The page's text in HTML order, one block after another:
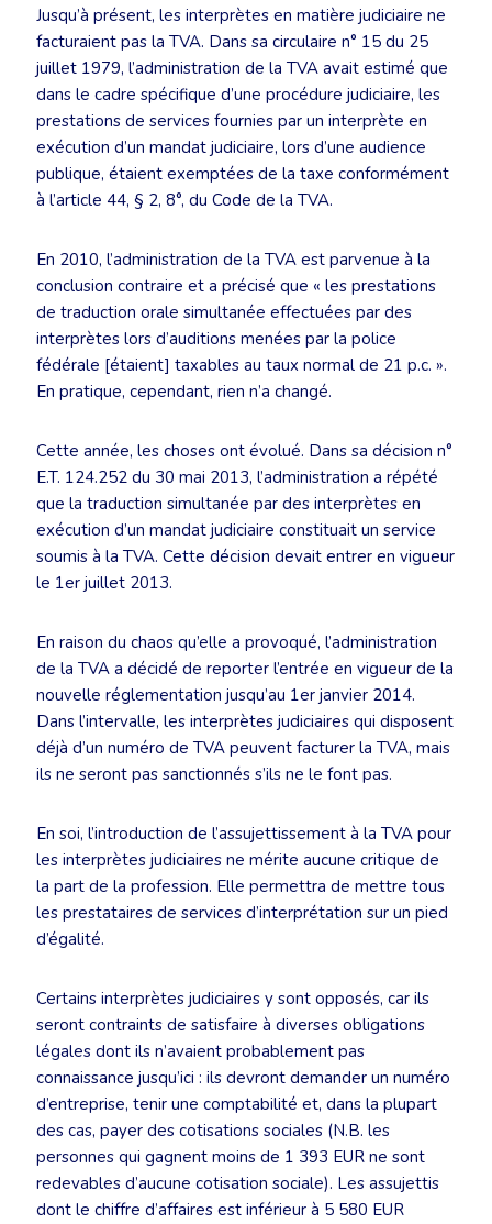
Jusqu’à présent, les interprètes en matière judiciaire ne
facturaient pas la TVA. Dans sa circulaire n° 15 du 25
juillet 1979, l’administration de la TVA avait estimé que
dans le cadre spécifique d’une procédure judiciaire, les
prestations de services fournies par un interprète en
exécution d’un mandat judiciaire, lors d’une audience
publique, étaient exemptées de la taxe conformément
à l’article 44, § 2, 8°, du Code de la TVA.
En 2010, l’administration de la TVA est parvenue à la
conclusion contraire et a précisé que « les prestations
de traduction orale simultanée effectuées par des
interprètes lors d’auditions menées par la police
fédérale [étaient] taxables au taux normal de 21 p.c. ».
En pratique, cependant, rien n’a changé.
Cette année, les choses ont évolué. Dans sa décision n°
E.T. 124.252 du 30 mai 2013, l’administration a répété
que la traduction simultanée par des interprètes en
exécution d’un mandat judiciaire constituait un service
soumis à la TVA. Cette décision devait entrer en vigueur
le 1er juillet 2013.
En raison du chaos qu’elle a provoqué, l’administration
de la TVA a décidé de reporter l’entrée en vigueur de la
nouvelle réglementation jusqu’au 1er janvier 2014.
Dans l’intervalle, les interprètes judiciaires qui disposent
déjà d’un numéro de TVA peuvent facturer la TVA, mais
ils ne seront pas sanctionnés s’ils ne le font pas.
En soi, l’introduction de l’assujettissement à la TVA pour
les interprètes judiciaires ne mérite aucune critique de
la part de la profession. Elle permettra de mettre tous
les prestataires de services d’interprétation sur un pied
d’égalité.
Certains interprètes judiciaires y sont opposés, car ils
seront contraints de satisfaire à diverses obligations
légales dont ils n’avaient probablement pas
connaissance jusqu’ici : ils devront demander un numéro
d’entreprise, tenir une comptabilité et, dans la plupart
des cas, payer des cotisations sociales (N.B. les
personnes qui gagnent moins de 1 393 EUR ne sont
redevables d’aucune cotisation sociale). Les assujettis
dont le chiffre d’affaires est inférieur à 5 580 EUR